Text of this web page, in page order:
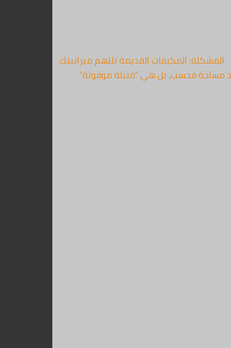
بالكويت بأعلى سعر المشكلة: المكيفات القديمة تلتهم ميزانيتك
مساحة فحسب، بل هي “قنبلة موقوتة”